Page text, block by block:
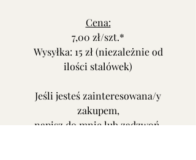
Cena:
7,00 zł/szt.*
Wysyłka: 15 zł (niezależnie od
ilości stalówek)
Jeśli jesteś zainteresowana/y
zakupem,
napisz do mnie lub zadzwoń.